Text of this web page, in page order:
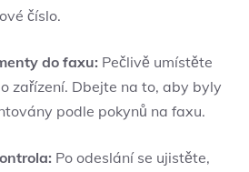
číslo.
do faxu: Pečlivě umístěte
zařízení. Dbejte na to, aby byly
podle pokynů na faxu.
Po odeslání se ujistěte,